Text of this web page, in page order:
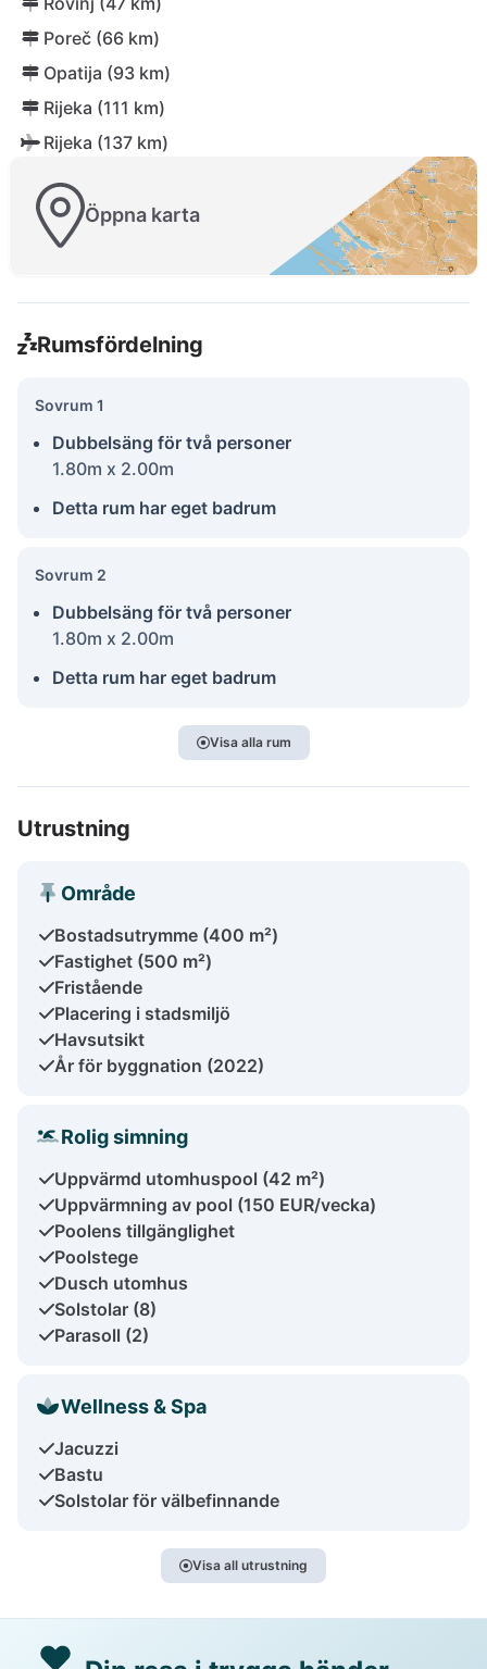
Poreč (66 km)
Opatija (93 km)
Rijeka (111 km)
Rijeka (137 km)
Öppna karta
Rumsfördelning
Sovrum 1
Dubbelsäng för två personer
1.80m x 2.00m
Detta rum har eget badrum
Sovrum 2
Dubbelsäng för två personer
1.80m x 2.00m
Detta rum har eget badrum
Visa alla rum
Utrustning
Område
Bostadsutrymme (400 m²)
Fastighet (500 m²)
Fristående
Placering i stadsmiljö
Havsutsikt
År för byggnation (2022)
Rolig simning
Uppvärmd utomhuspool (42 m²)
Uppvärmning av pool (150 EUR/vecka)
Poolens tillgänglighet
Poolstege
Dusch utomhus
Solstolar (8)
Parasoll (2)
Wellness & Spa
Jacuzzi
Bastu
Solstolar för välbefinnande
Visa all utrustning